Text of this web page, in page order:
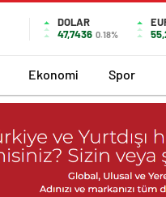
DOLAR
47,7436 0.18%
Ekonomi Spor